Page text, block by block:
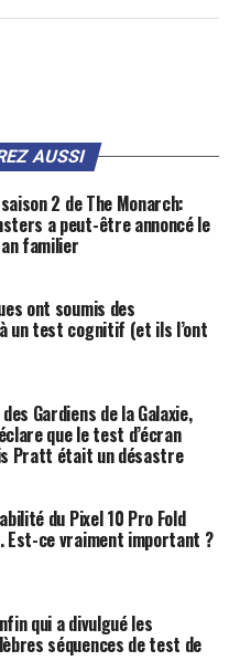
AUSSI
2 de The Monarch:
a peut-être annoncé le
familier
ont soumis des
un test cognitif (et ils l’ont
Gardiens de la Galaxie,
que le test d’écran
Pratt était un désastre
du Pixel 10 Pro Fold
Est-ce vraiment important ?
qui a divulgué les
séquences de test de